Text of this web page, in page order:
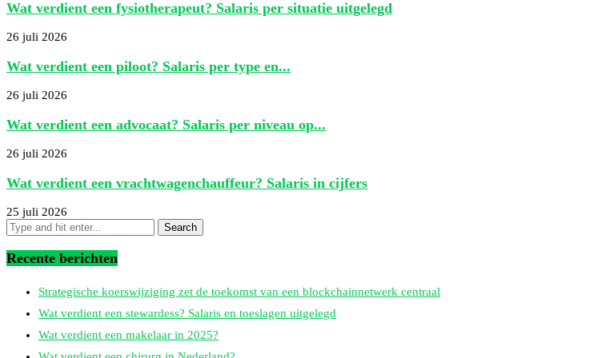
Wat verdient een fysiotherapeut? Salaris per situatie uitgelegd
26 juli 2026
Wat verdient een piloot? Salaris per type en...
26 juli 2026
Wat verdient een advocaat? Salaris per niveau op...
26 juli 2026
Wat verdient een vrachtwagenchauffeur? Salaris in cijfers
25 juli 2026
Recente berichten
Strategische koerswijziging zet de toekomst van een blockchainnetwerk centraal
Wat verdient een stewardess? Salaris en toeslagen uitgelegd
Wat verdient een makelaar in 2025?